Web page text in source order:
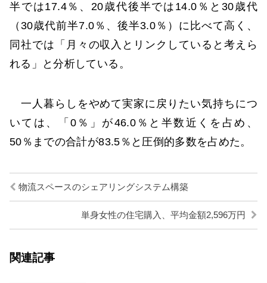
半では17.4％、20歳代後半では14.0％と30歳代
（30歳代前半7.0％、後半3.0％）に比べて高く、
同社では「月々の収入とリンクしていると考えら
れる」と分析している。
一人暮らしをやめて実家に戻りたい気持ちにつ
いては、「0％」が46.0％と半数近くを占め、
50％までの合計が83.5％と圧倒的多数を占めた。
物流スペースのシェアリングシステム構築
単身女性の住宅購入、平均金額2,596万円
関連記事